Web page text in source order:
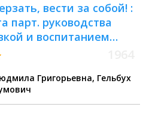
вести за собой! :
парт. руководства
и воспитанием
кадров на
Челяб. обл.)
Григорьевна, Гельбух